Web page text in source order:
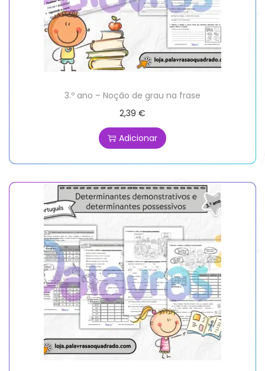
3.º ano – Noção de grau na frase
2,39 €
Adicionar